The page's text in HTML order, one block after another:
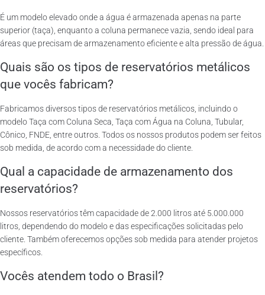
É um modelo elevado onde a água é armazenada apenas na parte
superior (taça), enquanto a coluna permanece vazia, sendo ideal para
áreas que precisam de armazenamento eficiente e alta pressão de água.
Quais são os tipos de reservatórios metálicos
que vocês fabricam?
Fabricamos diversos tipos de reservatórios metálicos, incluindo o
modelo Taça com Coluna Seca, Taça com Água na Coluna, Tubular,
Cônico, FNDE, entre outros. Todos os nossos produtos podem ser feitos
sob medida, de acordo com a necessidade do cliente.
Qual a capacidade de armazenamento dos
reservatórios?
Nossos reservatórios têm capacidade de 2.000 litros até 5.000.000
litros, dependendo do modelo e das especificações solicitadas pelo
cliente. Também oferecemos opções sob medida para atender projetos
específicos.
Vocês atendem todo o Brasil?